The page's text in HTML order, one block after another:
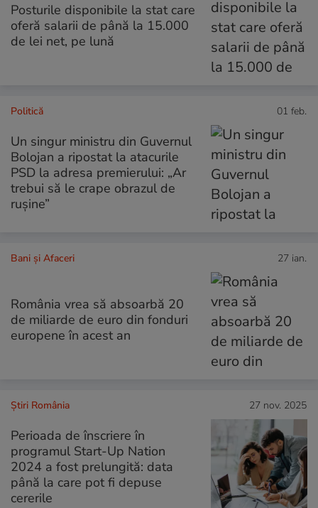
Posturile disponibile la stat care
oferă salarii de până la 15.000
de lei net, pe lună
Politică 01 feb.
Un singur ministru din Guvernul
Bolojan a ripostat la atacurile
PSD la adresa premierului: „Ar
trebui să le crape obrazul de
ruşine”
Bani și Afaceri 27 ian.
România vrea să absoarbă 20
de miliarde de euro din fonduri
europene în acest an
Știri România 27 nov. 2025
Perioada de înscriere în
programul Start-Up Nation
2024 a fost prelungită: data
până la care pot fi depuse
cererile